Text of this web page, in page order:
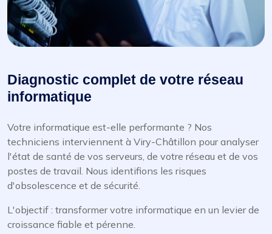
Diagnostic complet de votre réseau
informatique
Votre informatique est-elle performante ? Nos
techniciens interviennent à Viry-Châtillon pour analyser
l'état de santé de vos serveurs, de votre réseau et de vos
postes de travail. Nous identifions les risques
d'obsolescence et de sécurité.
L'objectif : transformer votre informatique en un levier de
croissance fiable et pérenne.